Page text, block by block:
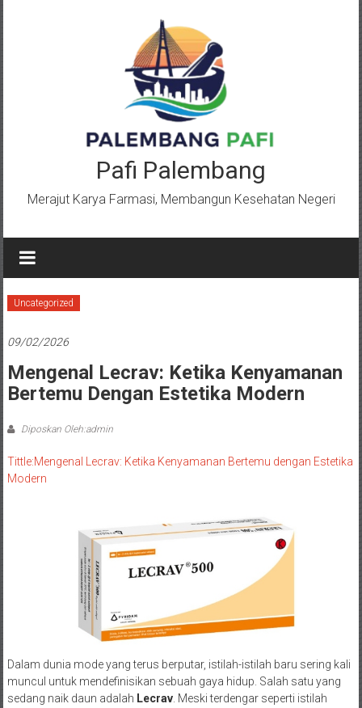
Pafi Palembang
Merajut Karya Farmasi, Membangun Kesehatan Negeri
Uncategorized
09/02/2026
Mengenal Lecrav: Ketika Kenyamanan
Bertemu Dengan Estetika Modern
Diposkan Oleh:admin
Tittle:Mengenal Lecrav: Ketika Kenyamanan Bertemu dengan Estetika
Modern
Dalam dunia mode yang terus berputar, istilah-istilah baru sering kali
muncul untuk mendefinisikan sebuah gaya hidup. Salah satu yang
sedang naik daun adalah Lecrav. Meski terdengar seperti istilah